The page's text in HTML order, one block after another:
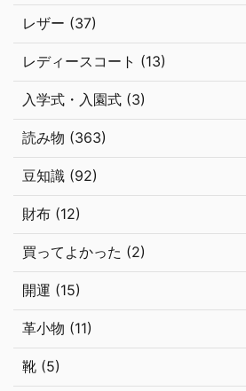
レザー (37)
レディースコート (13)
入学式・入園式 (3)
読み物 (363)
豆知識 (92)
財布 (12)
買ってよかった (2)
開運 (15)
革小物 (11)
靴 (5)